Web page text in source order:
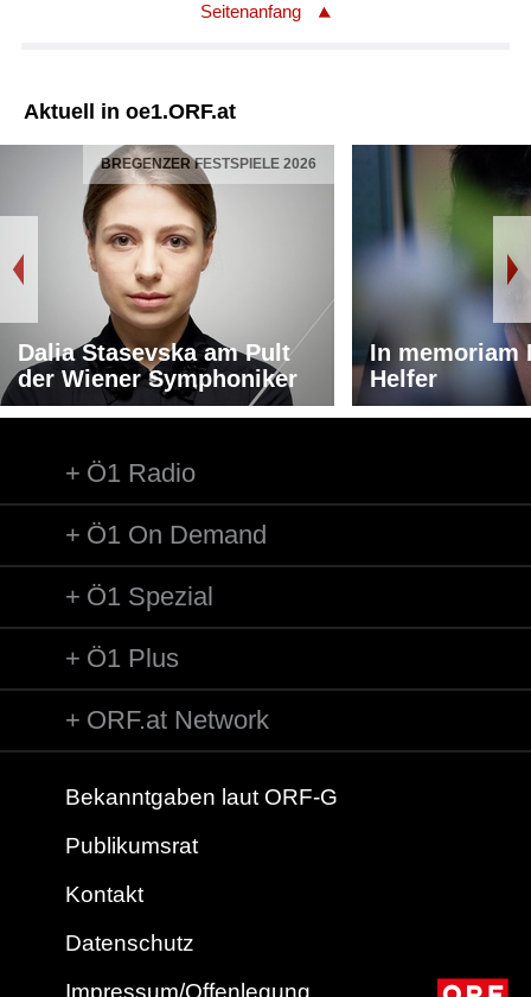
Seitenanfang
Aktuell in oe1.ORF.at
BREGENZER FESTSPIELE 2026
Dalia Stasevska am Pult
der Wiener Symphoniker
In memoriam
Helfer
Ö1 Radio
Ö1 On Demand
Ö1 Spezial
Ö1 Plus
ORF.at Network
Bekanntgaben laut ORF-G
Publikumsrat
Kontakt
Datenschutz
Impressum/Offenlegung